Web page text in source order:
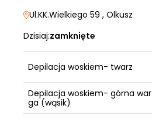
Ul.KK.Wielkiego 59 , Olkusz
Dzisiaj:zamknięte
Depilacja woskiem- twarz
Depilacja woskiem- górna war
ga (wąsik)